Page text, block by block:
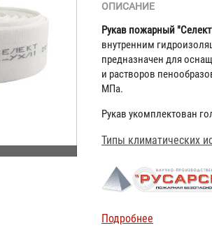
ОПИСАНИЕ
Рукав пожарный
внутренним
предназначен для
и растворов
МПа.
Рукав укомплектован
Типы климатических
Подробнее